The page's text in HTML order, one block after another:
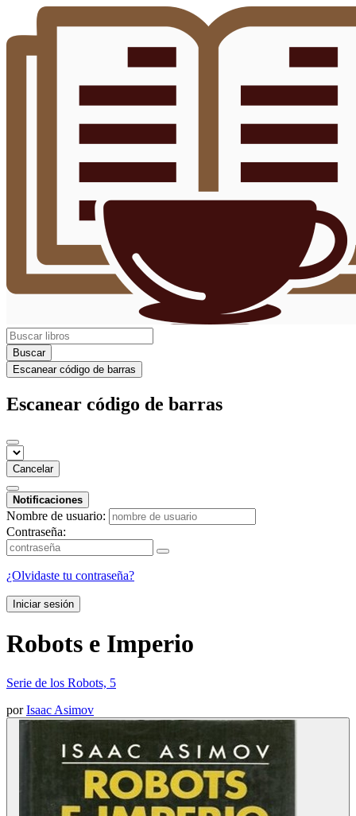
Buscar
Escanear código de barras
Escanear código de barras
Cancelar
Notificaciones
Nombre de usuario:
Contraseña:
¿Olvidaste tu contraseña?
Iniciar sesión
Robots e Imperio
Serie de los Robots, 5
porIsaac Asimov